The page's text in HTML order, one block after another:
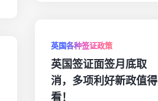
英国各种签证政策
英国签证面签月底取
消，多项利好新政值得
看！